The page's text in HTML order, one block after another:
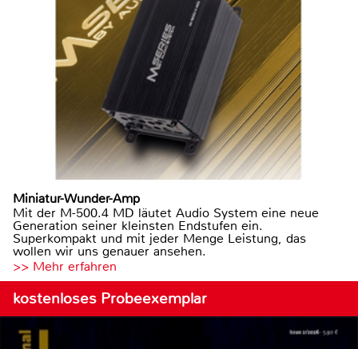
Miniatur-Wunder-Amp
Mit der M-500.4 MD läutet Audio System eine neue
Generation seiner kleinsten Endstufen ein.
Superkompakt und mit jeder Menge Leistung, das
wollen wir uns genauer ansehen.
>> Mehr erfahren
kostenloses Probeexemplar